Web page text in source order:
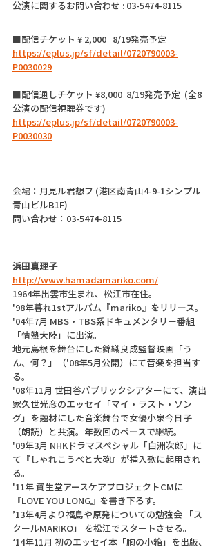
公演に関するお問い合わせ : 03-5474-8115
■配信チケット ¥ 2,000   8/19発売予定
https://eplus.jp/sf/detail/0720790003-
P0030029
■配信通しチケット ¥8,000  8/19発売予定  (全8
公演の配信視聴券です)
https://eplus.jp/sf/detail/0720790003-
P0030030
会場：月見ル君想フ (港区南青山4-9-1シンプル
青山ビルB1F)
問い合わせ：03-5474-8115
浜田真理子
http://www.hamadamariko.com/
1964年出雲市生まれ、松江市在住。
'98年暮れ1stアルバム『mariko』をリリース。
'04年7月 MBS・TBS系ドキュメンタリー番組
「情熱大陸」に出演。
地元島根を舞台にした錦織良成監督映画「う
ん、何？」（'08年5月公開）にて音楽を担当す
る。
'08年11月 世田谷パブリックシアターにて、演出
家久世光彦のエッセイ「マイ・ラスト・ソン
グ」を題材にした音楽舞台で女優小泉今日子
（朗読）と共演。年数回のペースで継続。
'09年3月 NHKドラマスペシャル「白洲次郎」に
て『しゃれこうべと大砲』が挿入歌に起用され
る。
'11年 資生堂アースケアプロジェクトCMに
『LOVE YOU LONG』を書き下ろす。
’13年4月より福島や原発についての勉強会 「ス
クールMARIKO」 を松江でスタートさせる。
’14年11月 初のエッセイ本「胸の小箱」を出版、